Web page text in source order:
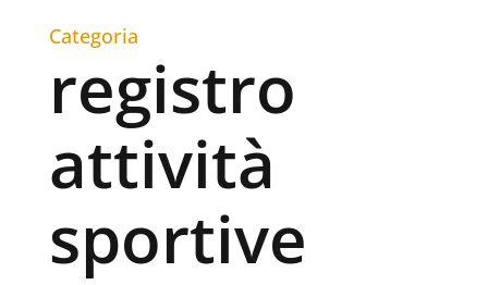
Categoria
registro
attività
sportive